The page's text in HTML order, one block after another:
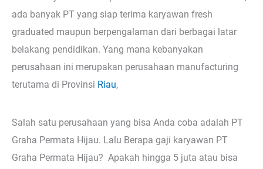
ada banyak PT yang siap terima karyawan fresh
graduated maupun berpengalaman dari berbagai latar
belakang pendidikan. Yang mana kebanyakan
perusahaan ini merupakan perusahaan manufacturing
terutama di Provinsi Riau,
Salah satu perusahaan yang bisa Anda coba adalah PT
Graha Permata Hijau. Lalu Berapa gaji karyawan PT
Graha Permata Hijau? Apakah hingga 5 juta atau bisa